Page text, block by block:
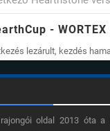
-
lezárult, kezdés
oldal 2013 óta a